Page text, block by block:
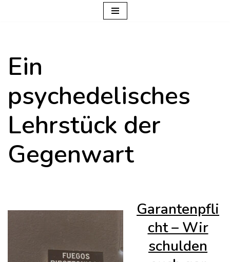
springen
Ein
psychedelisches
Lehrstück der
Gegenwart
Garantenpfli
cht – Wir
schulden